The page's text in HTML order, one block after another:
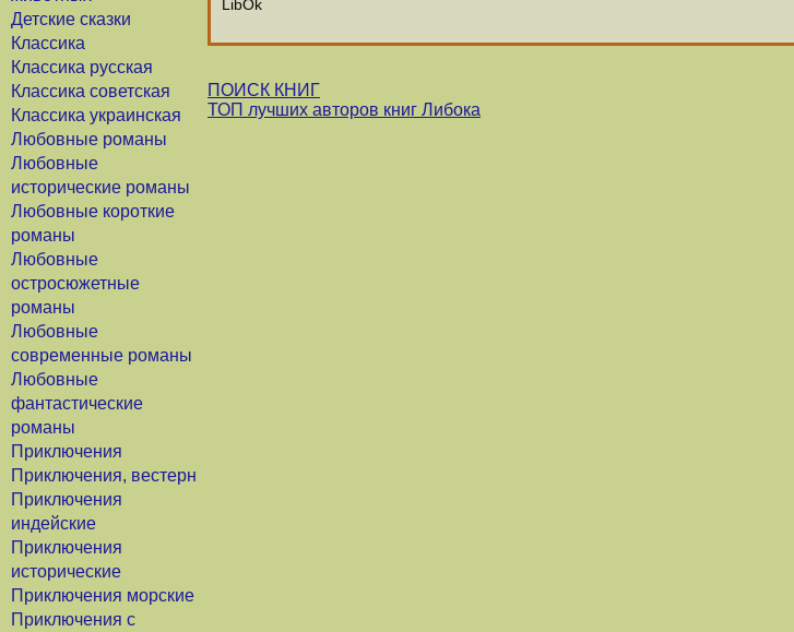
Детские сказки
Классика
Классика русская
Классика советская
Классика украинская
Любовные романы
Любовные
исторические романы
Любовные короткие
романы
Любовные
остросюжетные
романы
Любовные
современные романы
Любовные
фантастические
романы
Приключения
Приключения, вестерн
Приключения
индейские
Приключения
исторические
Приключения морские
Приключения с
LibOk
ПОИСК КНИГ
ТОП лучших авторов книг Либока